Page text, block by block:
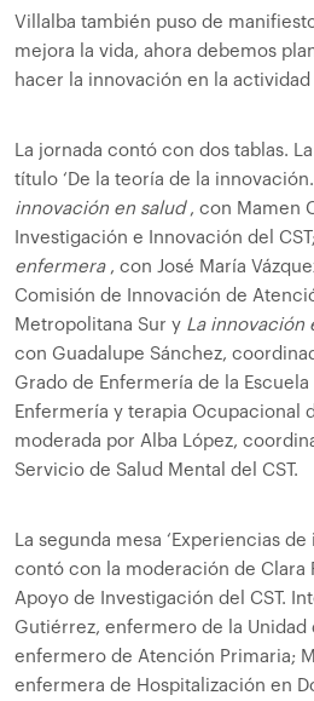
Villalba también puso de
mejora la vida, ahora debemos
hacer la innovación en la
La jornada contó con dos tablas.
título ‘De la teoría de la
innovación en salud, con Mamen
Investigación e Innovación del CST;
enfermera, con José María
Comisión de Innovación de
Metropolitana Sur y La innovación
con Guadalupe Sánchez,
Grado de Enfermería de la
Enfermería y terapia Ocupacional
moderada por Alba López,
Servicio de Salud Mental del CST.
La segunda mesa ‘Experiencias de
contó con la moderación de Clara
Apoyo de Investigación del CST.
Gutiérrez, enfermero de la Unidad
enfermero de Atención Primaria;
enfermera de Hospitalización en